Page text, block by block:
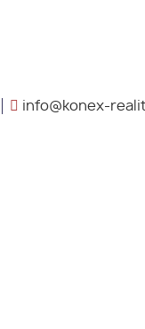
info@konex-